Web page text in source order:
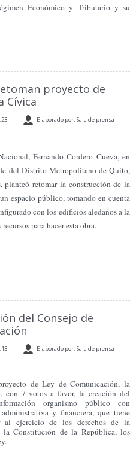
Económico y Tributario y su
proyecto de
Cívica
Elaborado por: Sala de prensa
Fernando Cordero Cueva, en
del Distrito Metropolitano de Quito,
planteó retomar la construcción de la
espacio público, tomando en cuenta
con los edificios aledaños a la
para hacer esta obra.
del Consejo de
Elaborado por: Sala de prensa
de Ley de Comunicación, la
con 7 votos a favor, la creación del
organismo público con
y financiera, que tiene
ejercicio de los derechos de la
la Constitución de la República, los